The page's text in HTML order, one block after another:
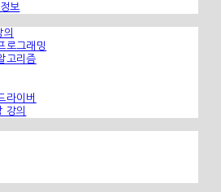
보
로그래밍
고리즘
라이버
강의